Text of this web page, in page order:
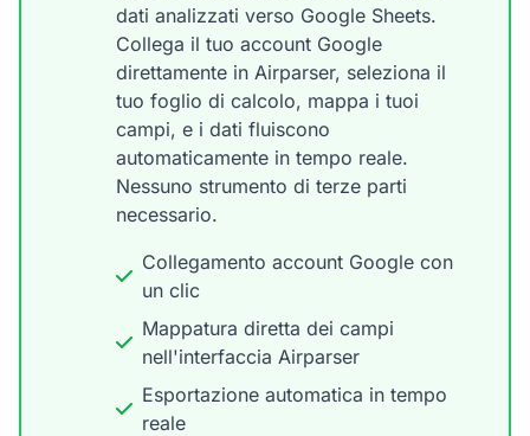
dati analizzati verso Google Sheets.
Collega il tuo account Google
direttamente in Airparser, seleziona il
tuo foglio di calcolo, mappa i tuoi
campi, e i dati fluiscono
automaticamente in tempo reale.
Nessuno strumento di terze parti
necessario.
Collegamento account Google con
un clic
Mappatura diretta dei campi
nell'interfaccia Airparser
Esportazione automatica in tempo
reale